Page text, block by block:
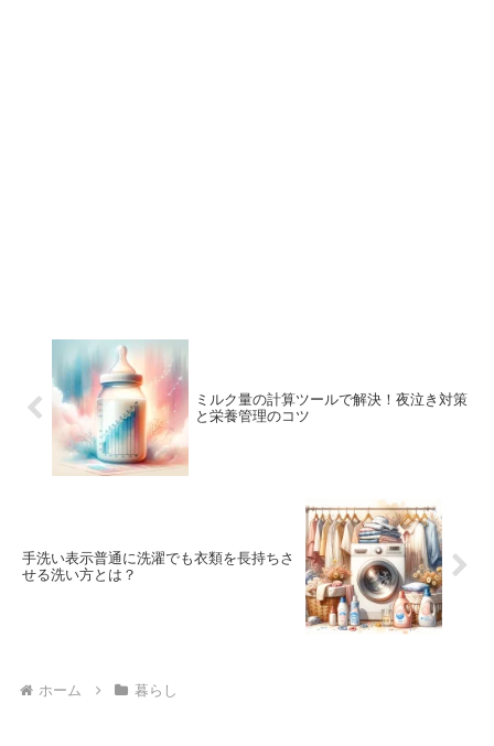
ミルク量の計算ツールで解決！夜泣き対策
と栄養管理のコツ
手洗い表示普通に洗濯でも衣類を長持ちさ
せる洗い方とは？
ホーム 暮らし